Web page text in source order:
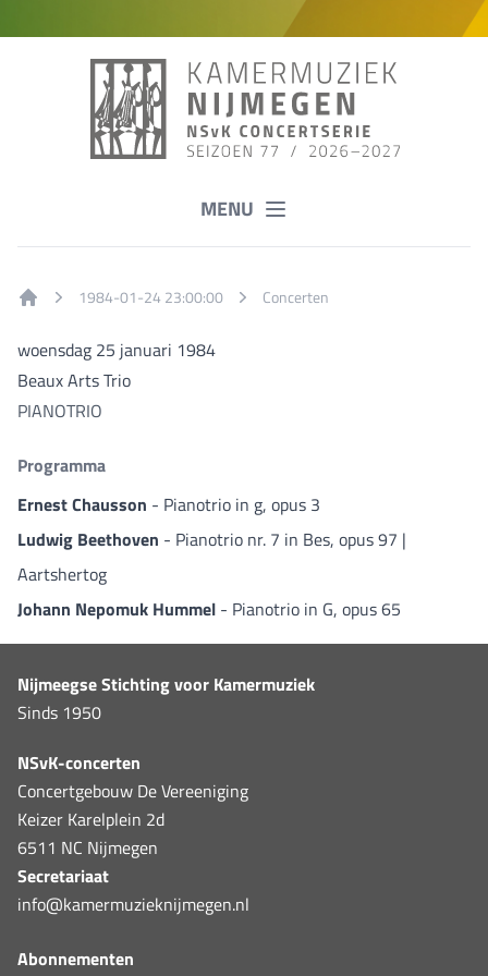
MENU
1984-01-24 23:00:00 Concerten
woensdag 25 januari 1984
Beaux Arts Trio
PIANOTRIO
Programma
Ernest Chausson - Pianotrio in g, opus 3
Ludwig Beethoven - Pianotrio nr. 7 in Bes, opus 97 |
Aartshertog
Johann Nepomuk Hummel - Pianotrio in G, opus 65
Nijmeegse Stichting voor Kamermuziek
Sinds 1950
NSvK-concerten
Concertgebouw De Vereeniging
Keizer Karelplein 2d
6511 NC Nijmegen
Secretariaat
info@kamermuzieknijmegen.nl
Abonnementen